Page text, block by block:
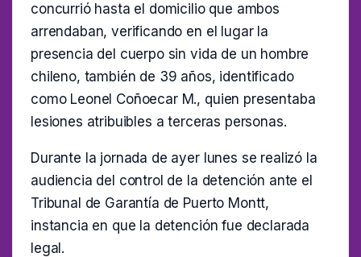
concurrió hasta el domicilio que ambos
arrendaban, verificando en el lugar la
presencia del cuerpo sin vida de un hombre
chileno, también de 39 años, identificado
como Leonel Coñoecar M., quien presentaba
lesiones atribuibles a terceras personas.
Durante la jornada de ayer lunes se realizó la
audiencia del control de la detención ante el
Tribunal de Garantía de Puerto Montt,
instancia en que la detención fue declarada
legal.